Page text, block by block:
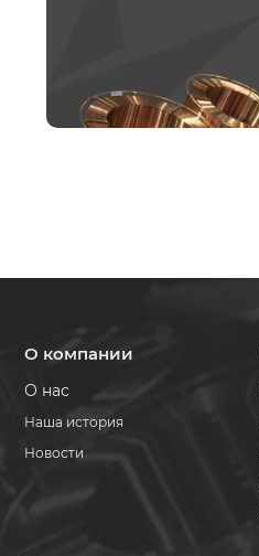
О компании
О нас
Наша история
Новости